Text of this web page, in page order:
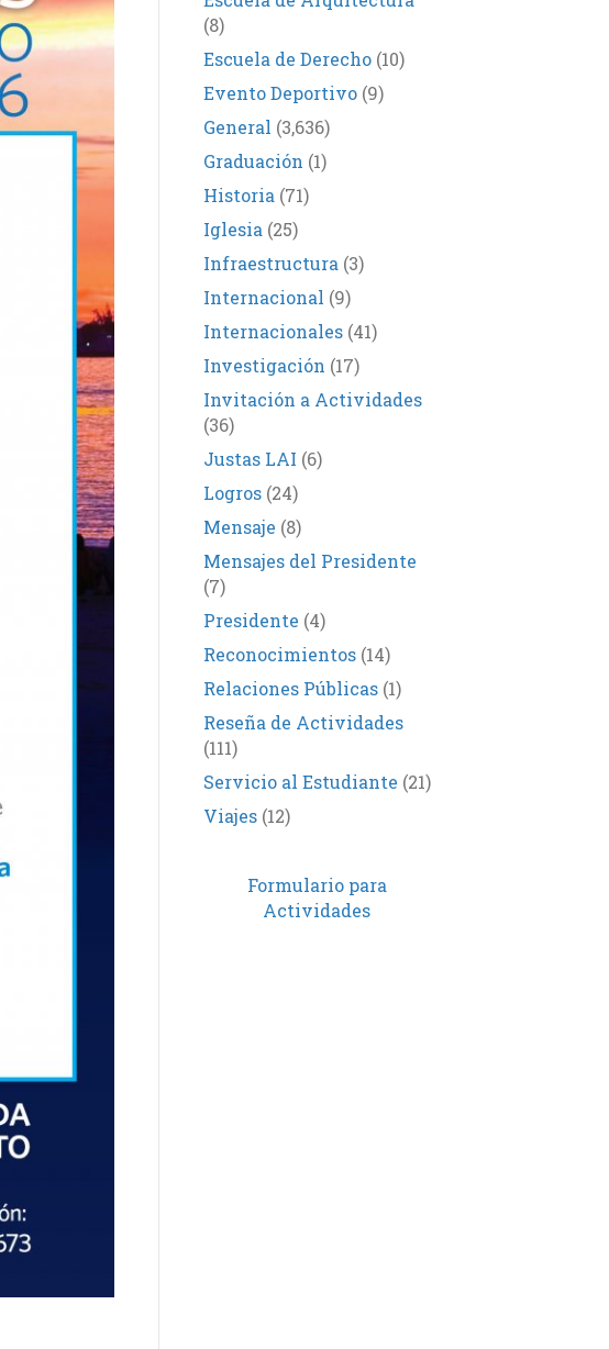
(8)
Escuela de Derecho(10)
Evento Deportivo(9)
General (3,636)
Graduación (1)
Historia (71)
Iglesia (25)
Infraestructura (3)
Internacional (9)
Internacionales(41)
Investigación (17)
Invitación a Actividades
(36)
Justas LAI (6)
Logros(24)
Mensaje (8)
Mensajes del Presidente
(7)
Presidente (4)
Reconocimientos(14)
Relaciones Públicas(1)
Reseña de Actividades
(111)
Servicio al Estudiante (21)
Viajes(12)
Formulario para
Actividades